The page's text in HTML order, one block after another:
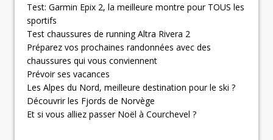
Test: Garmin Epix 2, la meilleure montre pour TOUS les
sportifs
Test chaussures de running Altra Rivera 2
Préparez vos prochaines randonnées avec des
chaussures qui vous conviennent
Prévoir ses vacances
Les Alpes du Nord, meilleure destination pour le ski ?
Découvrir les Fjords de Norvège
Et si vous alliez passer Noël à Courchevel ?